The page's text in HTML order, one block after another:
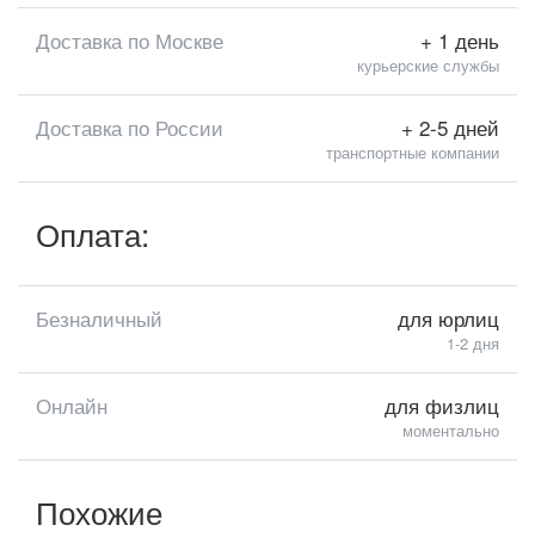
Доставка по Москве + 1 день
курьерские службы
Доставка по России + 2-5 дней
транспортные компании
Оплата:
Безналичный для юрлиц
1-2 дня
Онлайн для физлиц
моментально
Похожие